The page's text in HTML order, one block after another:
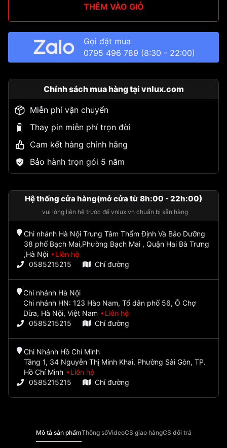
THÊM VÀO GIỎ
Gọi đặt mua
0795 496 789 (8:30 - 22:00)
Chính sách mua hàng tại vnlux.com
Miễn phí vận chuyển
Thay pin miễn phí trọn đời
Cam kết hàng chính hãng
Bảo hành trọn gói 5 năm
Hệ thống cửa hàng(mở cửa từ 8h:00 - 22h:00)
vui lòng liên hệ trước để vnlux.vn chuẩn bị sẵn hàng
Chi nhánh Hà Nội Trung Tâm Thẩm Định Và Bảo Dưỡng
38 phố Bạch Mai,Phường Bạch Mai , Quận Hai Bà Trưng
,Hà Nội
Liên hệ
0585215215
Chỉ đường
Chi nhánh Hà Nội
Chi nhánh HN: 123 Hào Nam, Tổ dân phố 56, Ô Chợ
Dừa, Hà Nội, Việt Nam
Liên hệ
0585215215
Chỉ đường
Chi Nhánh Hồ Chí Minh
Tầng 1, 34 Nguyễn Thị Minh Khai, Phường Sài Gòn, TP.
Hồ Chí Minh
Liên hệ
0585215215
Chỉ đường
Mô tả sản phẩmThông sốVideoCS giao hàngCS đổi trả